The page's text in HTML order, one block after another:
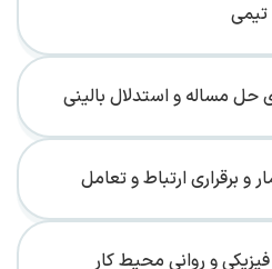
تیمی
حل مساله و استدلال بالینی
و برقراری ارتباط و تعامل
و روانی محیط کار